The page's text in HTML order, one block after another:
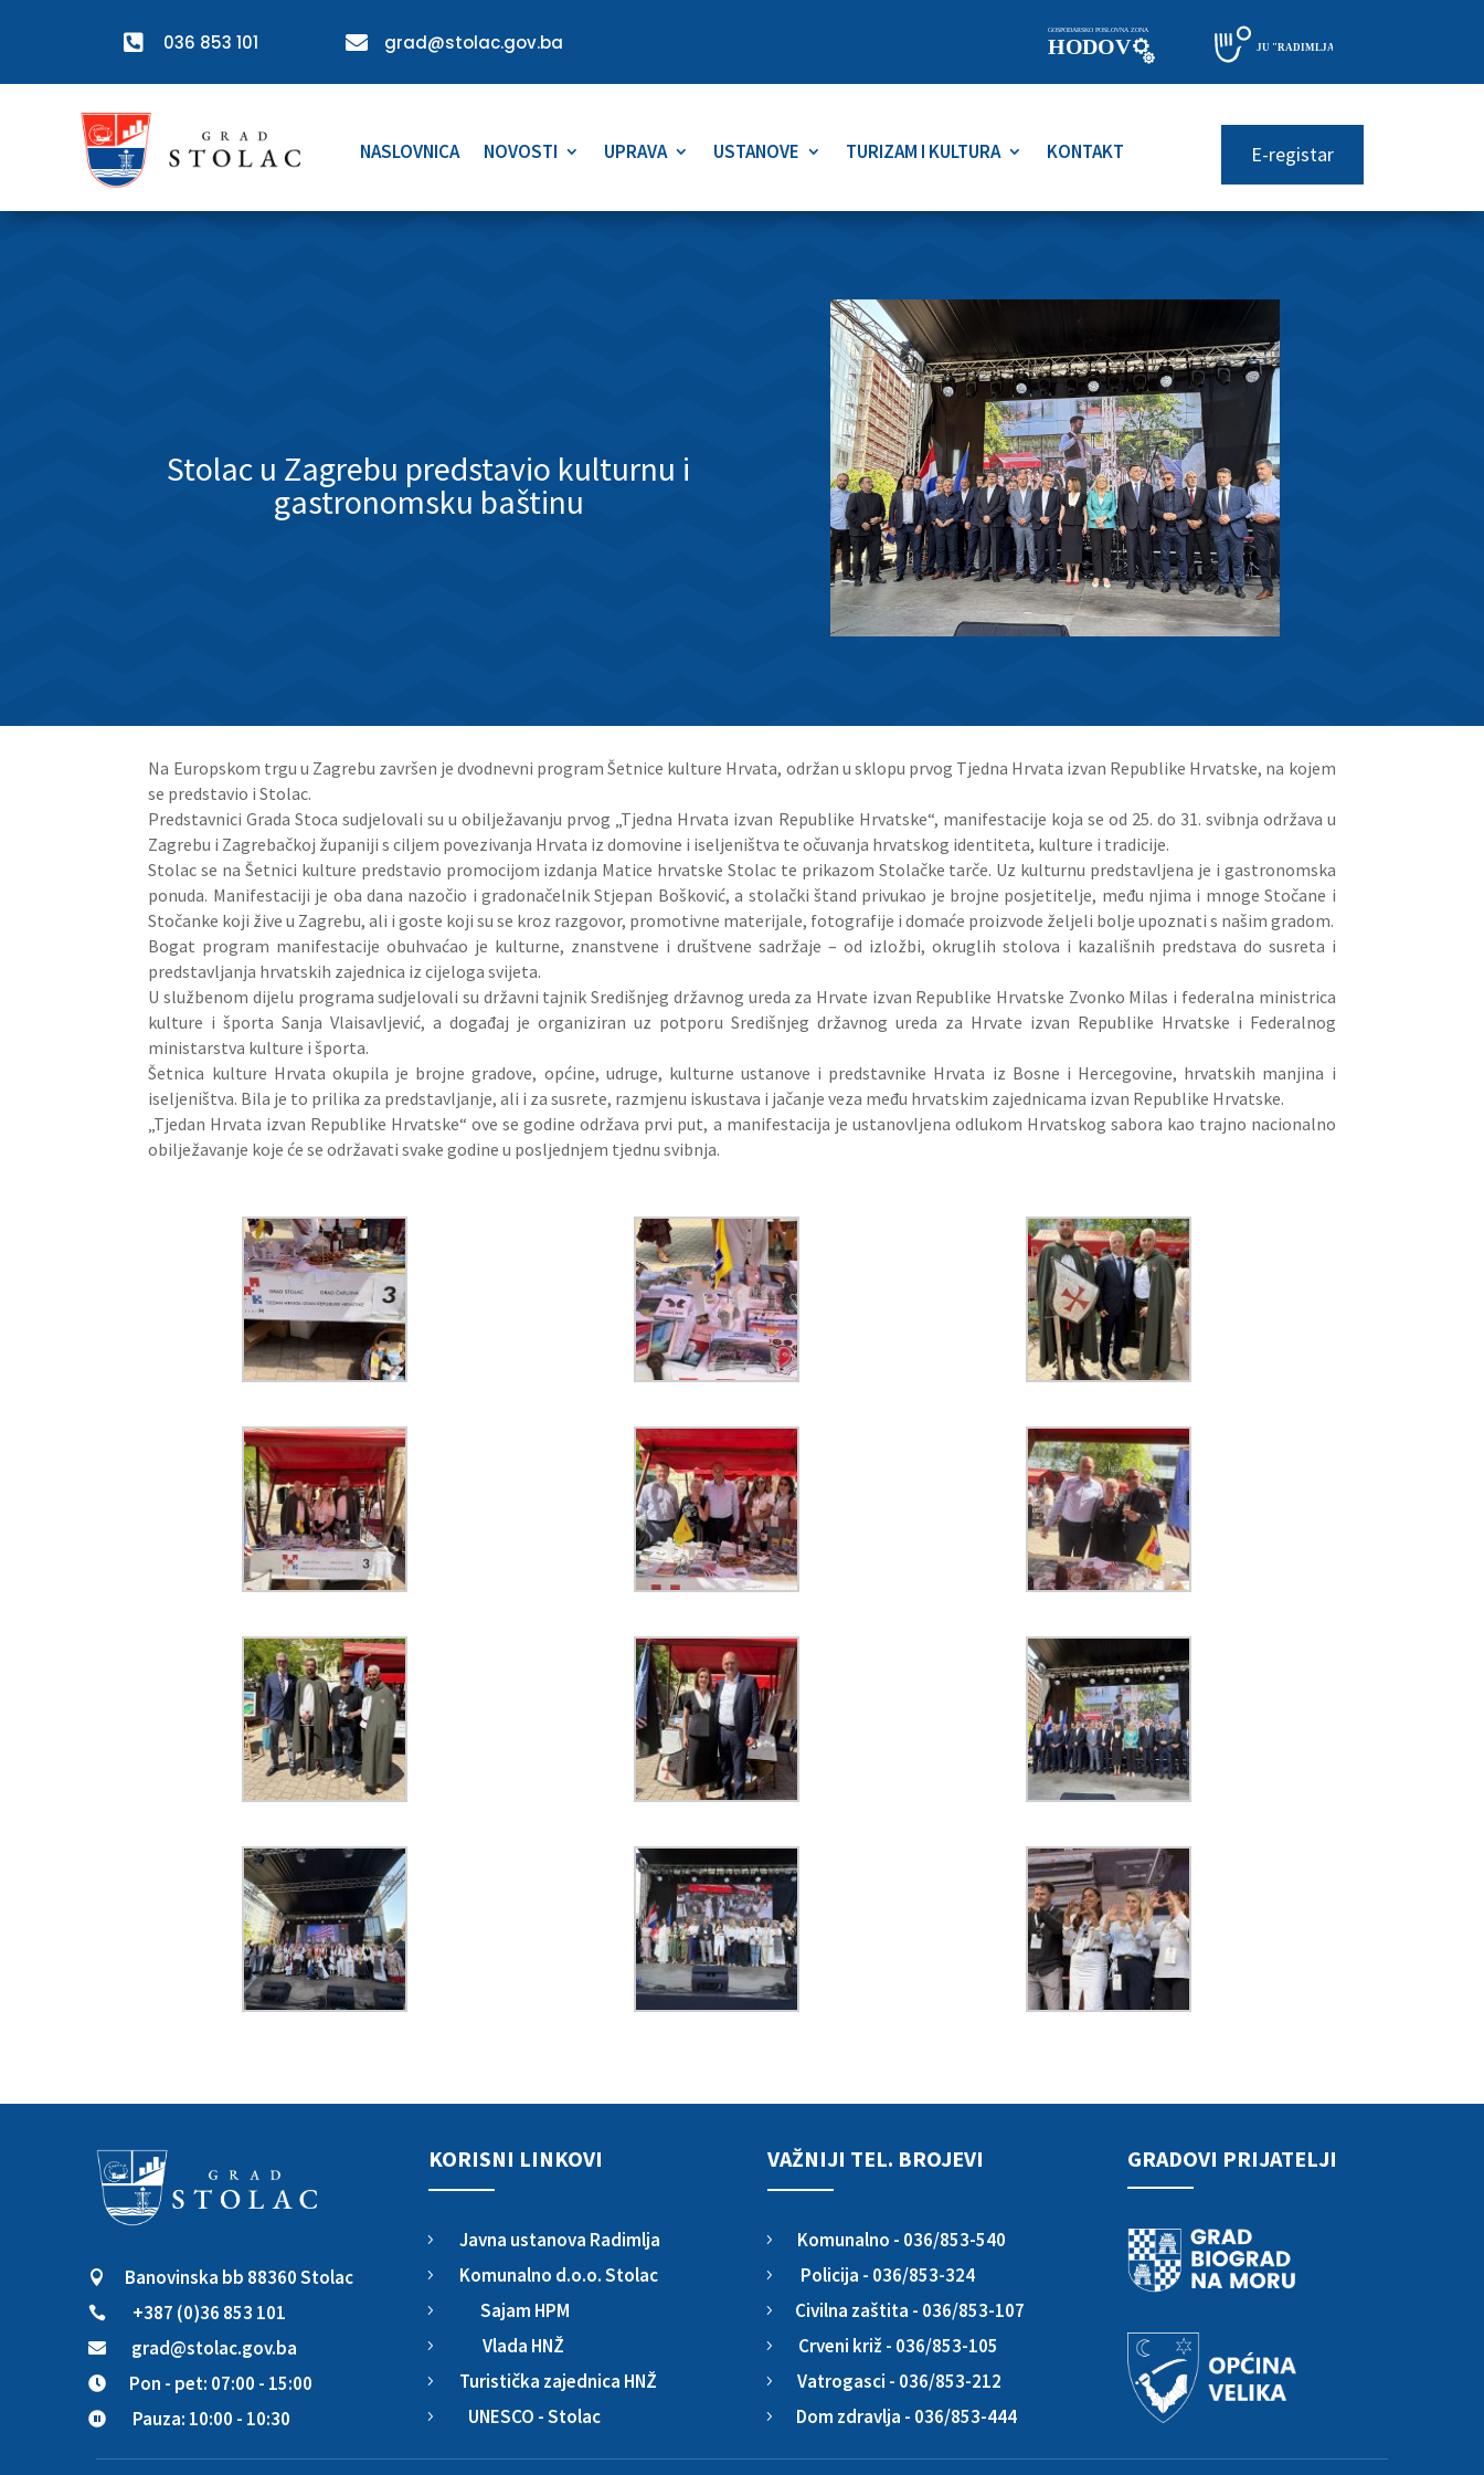
 036 853 101  grad@stolac.gov.ba
NASLOVNICA NOVOSTI UPRAVA USTANOVE TURIZAM I KULTURA KONTAKT E-registar
Stolac u Zagrebu predstavio kulturnu i
gastronomsku baštinu
Na Europskom trgu u Zagrebu završen je dvodnevni program Šetnice kulture Hrvata, održan u sklopu prvog Tjedna Hrvata izvan Republike Hrvatske, na kojem
se predstavio i Stolac.
Predstavnici Grada Stoca sudjelovali su u obilježavanju prvog „Tjedna Hrvata izvan Republike Hrvatske“, manifestacije koja se od 25. do 31. svibnja održava u
Zagrebu i Zagrebačkoj županiji s ciljem povezivanja Hrvata iz domovine i iseljeništva te očuvanja hrvatskog identiteta, kulture i tradicije.
Stolac se na Šetnici kulture predstavio promocijom izdanja Matice hrvatske Stolac te prikazom Stolačke tarče. Uz kulturnu predstavljena je i gastronomska
ponuda. Manifestaciji je oba dana nazočio i gradonačelnik Stjepan Bošković, a stolački štand privukao je brojne posjetitelje, među njima i mnoge Stočane i
Stočanke koji žive u Zagrebu, ali i goste koji su se kroz razgovor, promotivne materijale, fotografije i domaće proizvode željeli bolje upoznati s našim gradom.
Bogat program manifestacije obuhvaćao je kulturne, znanstvene i društvene sadržaje – od izložbi, okruglih stolova i kazališnih predstava do susreta i
predstavljanja hrvatskih zajednica iz cijeloga svijeta.
U službenom dijelu programa sudjelovali su državni tajnik Središnjeg državnog ureda za Hrvate izvan Republike Hrvatske Zvonko Milas i federalna ministrica
kulture i športa Sanja Vlaisavljević, a događaj je organiziran uz potporu Središnjeg državnog ureda za Hrvate izvan Republike Hrvatske i Federalnog
ministarstva kulture i športa.
Šetnica kulture Hrvata okupila je brojne gradove, općine, udruge, kulturne ustanove i predstavnike Hrvata iz Bosne i Hercegovine, hrvatskih manjina i
iseljeništva. Bila je to prilika za predstavljanje, ali i za susrete, razmjenu iskustava i jačanje veza među hrvatskim zajednicama izvan Republike Hrvatske.
„Tjedan Hrvata izvan Republike Hrvatske“ ove se godine održava prvi put, a manifestacija je ustanovljena odlukom Hrvatskog sabora kao trajno nacionalno
obilježavanje koje će se održavati svake godine u posljednjem tjednu svibnja.
 Banovinska bb 88360 Stolac
 +387 (0)36 853 101
 grad@stolac.gov.ba
 Pon - pet: 07:00 - 15:00
 Pauza: 10:00 - 10:30
KORISNI LINKOVI
5 Javna ustanova Radimlja
5 Komunalno d.o.o. Stolac
5 Sajam HPM
5 Vlada HNŽ
5 Turistička zajednica HNŽ
5 UNESCO - Stolac
VAŽNIJI TEL. BROJEVI
5 Komunalno - 036/853-540
5 Policija - 036/853-324
5 Civilna zaštita - 036/853-107
5 Crveni križ - 036/853-105
5 Vatrogasci - 036/853-212
5 Dom zdravlja - 036/853-444
GRADOVI PRIJATELJI